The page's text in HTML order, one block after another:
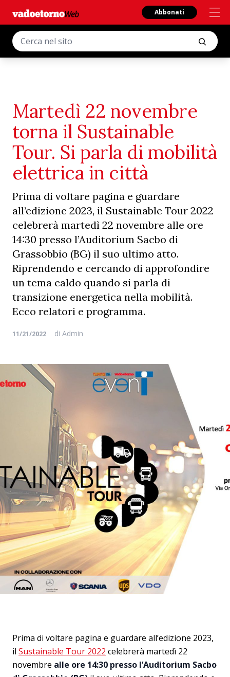
Abbonati
Martedì 22 novembre
torna il Sustainable
Tour. Si parla di mobilità
elettrica in città
Prima di voltare pagina e guardare
all’edizione 2023, il Sustainable Tour 2022
celebrerà martedì 22 novembre alle ore
14:30 presso l’Auditorium Sacbo di
Grassobbio (BG) il suo ultimo atto.
Riprendendo e cercando di approfondire
un tema caldo quando si parla di
transizione energetica nella mobilità.
Ecco relatori e programma.
11/21/2022 di Admin
Prima di voltare pagina e guardare all’edizione 2023,
il Sustainable Tour 2022 celebrerà martedì 22
novembre alle ore 14:30 presso l’Auditorium Sacbo